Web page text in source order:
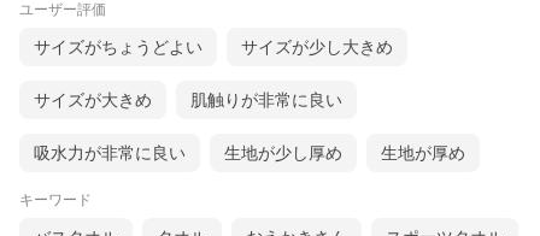
ユーザー評価
サイズがちょうどよい サイズが少し大きめ
サイズが大きめ 肌触りが非常に良い
吸水力が非常に良い 生地が少し厚め 生地が厚め
キーワード